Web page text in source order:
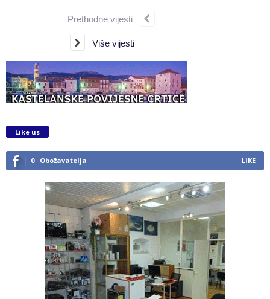
Prethodne vijesti
Više vijesti
Like us
0 Obožavatelja LIKE